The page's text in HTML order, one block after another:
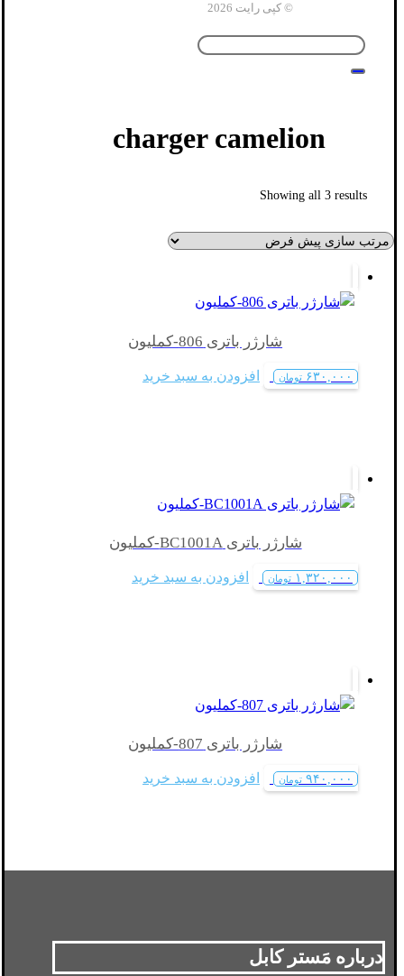
© کپی رایت 2026
charger camelion
Showing all 3 results
شارژر باتری 806-کملیون
۶۳۰,۰۰۰ تومان افزودن به سبد خرید
شارژر باتری BC1001A-کملیون
۱,۳۲۰,۰۰۰ تومان افزودن به سبد خرید
شارژر باتری 807-کملیون
۹۴۰,۰۰۰ تومان افزودن به سبد خرید
درباره مَستر کابل